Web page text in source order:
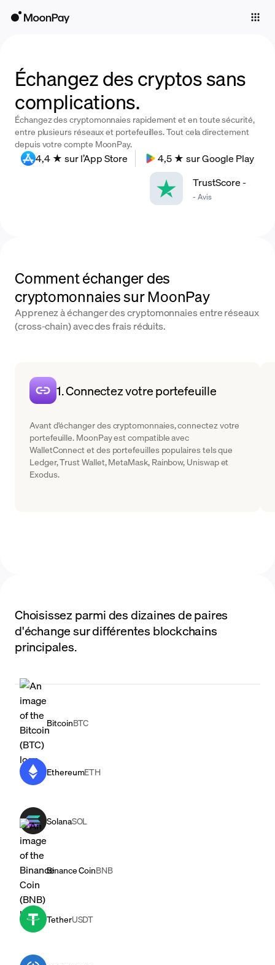
Company
Échangez des cryptos sans
complications.
Échangez des cryptomonnaies rapidement et en toute sécurité,
entre plusieurs réseaux et portefeuilles. Tout cela directement
depuis votre compte MoonPay.
4,4 ★ sur l’App Store
4,5 ★ sur Google Play
TrustScore-
- Avis
Comment échanger des
cryptomonnaies sur MoonPay
Apprenez à échanger des cryptomonnaies entre réseaux
(cross-chain) avec des frais réduits.
1. Connectez votre portefeuille
Avant d'échanger des cryptomonnaies, connectez votre
portefeuille. MoonPay est compatible avec
WalletConnect et des portefeuilles populaires tels que
Ledger, Trust Wallet, MetaMask, Rainbow, Uniswap et
Exodus.
Choisissez parmi des dizaines de paires
d'échange sur différentes blockchains
principales.
BitcoinBTC
EthereumETH
SolanaSOL
Binance CoinBNB
TetherUSDT